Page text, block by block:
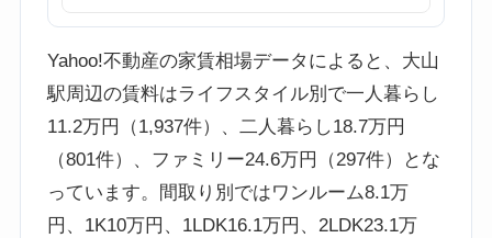
Yahoo!不動産の家賃相場データによると、大山
駅周辺の賃料はライフスタイル別で一人暮らし
11.2万円（1,937件）、二人暮らし18.7万円
（801件）、ファミリー24.6万円（297件）とな
っています。間取り別ではワンルーム8.1万
円、1K10万円、1LDK16.1万円、2LDK23.1万